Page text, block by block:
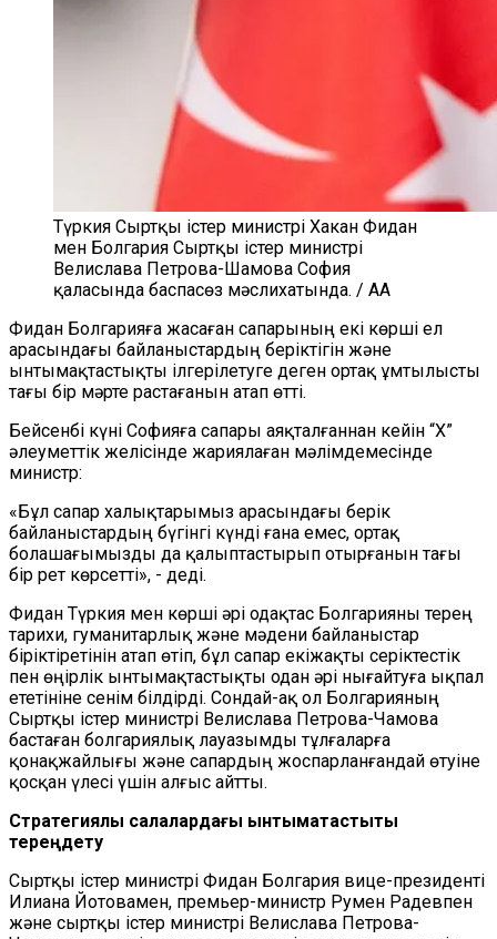
Түркия Сыртқы істер министрі Хакан Фидан
мен Болгария Сыртқы істер министрі
Велислава Петрова-Шамова София
қаласында баспасөз мәслихатында. / AA
Фидан Болгарияға жасаған сапарының екі көрші ел
арасындағы байланыстардың беріктігін және
ынтымақтастықты ілгерілетуге деген ортақ ұмтылысты
тағы бір мәрте растағанын атап өтті.
Бейсенбі күні Софияға сапары аяқталғаннан кейін “X”
әлеуметтік желісінде жариялаған мәлімдемесінде
министр:
«Бұл сапар халықтарымыз арасындағы берік
байланыстардың бүгінгі күнді ғана емес, ортақ
болашағымызды да қалыптастырып отырғанын тағы
бір рет көрсетті», - деді.
Фидан Түркия мен көрші әрі одақтас Болгарияны терең
тарихи, гуманитарлық және мәдени байланыстар
біріктіретінін атап өтіп, бұл сапар екіжақты серіктестік
пен өңірлік ынтымақтастықты одан әрі нығайтуға ықпал
ететініне сенім білдірді. Сондай-ақ ол Болгарияның
Сыртқы істер министрі Велислава Петрова-Чамова
бастаған болгариялық лауазымды тұлғаларға
қонақжайлығы және сапардың жоспарланғандай өтуіне
қосқан үлесі үшін алғыс айтты.
Стратегиялық салалардағы ынтымақтастықты
тереңдету
Сыртқы істер министрі Фидан Болгария вице-президенті
Илиана Йотовамен, премьер-министр Румен Радевпен
және сыртқы істер министрі Велислава Петрова-